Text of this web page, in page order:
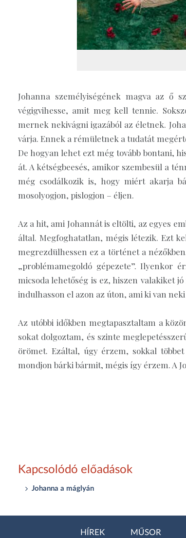
Johanna személyiségének magva az ő
végigvihesse, amit meg kell tennie.
mernek nekivágni igazából az életnek.
várja. Ennek a rémületnek a tudatát
De hogyan lehet ezt még tovább bontani,
át. A kétségbeesés, amikor szembesül a
még csodálkozik is, hogy miért akarja
mosolyogjon, pislogjon – éljen.
Az a hit, ami Johannát is eltölti, az egyes
által. Megfoghatatlan, mégis létezik. Ezt
megrezdülhessen ez a történet a
„problémamegoldó gépezete”. Ilyenkor
micsoda lehetőség is ez, hiszen valakiket
indulhasson el azon az úton, ami ki van
Az utóbbi időkben megtapasztaltam a
sokat dolgoztam, és szinte
örömet. Ezáltal, úgy érzem, sokkal
mondjon bárki bármit, mégis így érzem. A
Kapcsolódó előadások
Johanna a máglyán
HÍREK MŰSOR